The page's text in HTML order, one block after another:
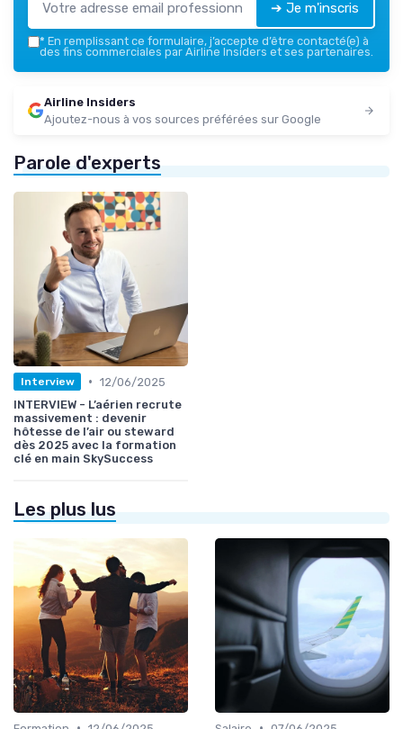
➔ Je m'inscris
* En remplissant ce formulaire, j’accepte d’être contacté(e) à
des fins commerciales par Airline Insiders et ses partenaires.
Airline Insiders
Ajoutez-nous à vos sources préférées sur Google
Parole d'experts
Interview • 12/06/2025
INTERVIEW - L’aérien recrute
massivement : devenir
hôtesse de l’air ou steward
dès 2025 avec la formation
clé en main SkySuccess
Les plus lus